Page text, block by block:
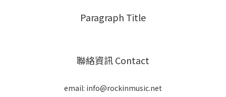
Paragraph Title
聯絡資訊 Contact
email: info@rockinmusic.net